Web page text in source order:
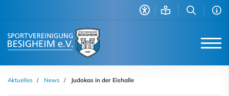
Aktuelles News Judokas in der Eishalle